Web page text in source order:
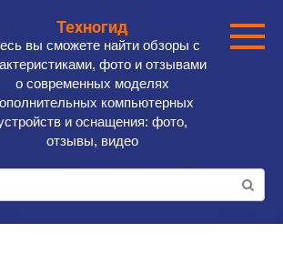
Техногид
вы сможете найти обзоры с
фото и отзывами
о современных моделях
компьютерных
и оснащения: фото,
отзывы, видео